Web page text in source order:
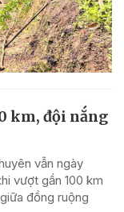
km, đội nắng
vẫn ngày
vượt gần 100 km
đồng ruộng